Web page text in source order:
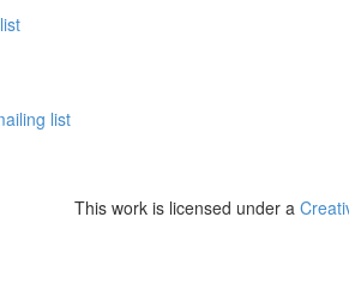
list
This work is licensed under a